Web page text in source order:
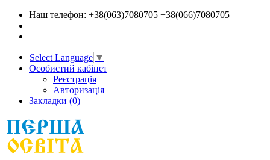
Наш телефон: +38(063)7080705 +38(066)7080705
Select Language ▼
Особистий кабінет
Реєстрація
Авторизація
Закладки (0)